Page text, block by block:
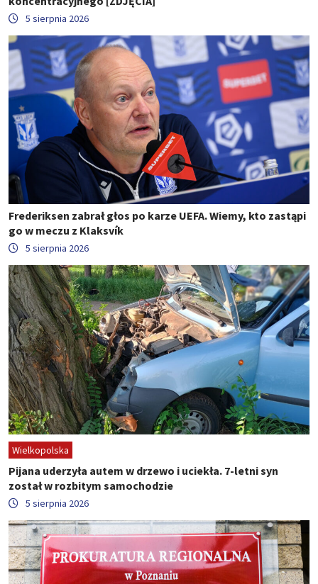
5 sierpnia 2026
Frederiksen zabrał głos po karze UEFA. Wiemy, kto zastąpi
go w meczu z Klaksvík
5 sierpnia 2026
Wielkopolska
Pijana uderzyła autem w drzewo i uciekła. 7-letni syn
został w rozbitym samochodzie
5 sierpnia 2026